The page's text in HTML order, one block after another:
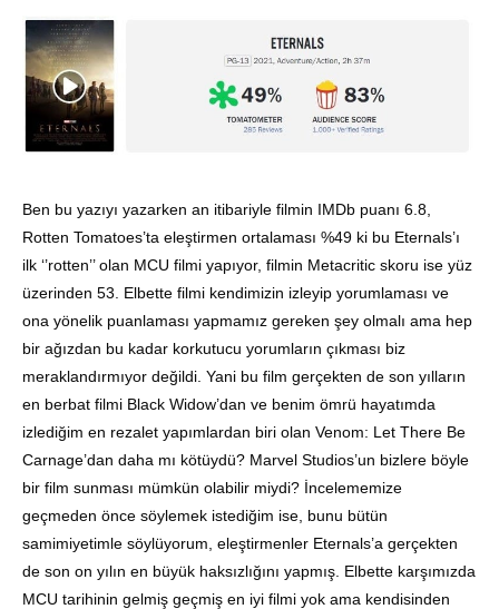
Ben bu yazıyı yazarken an itibariyle filmin IMDb puanı 6.8,
Rotten Tomatoes’ta eleştirmen ortalaması %49 ki bu Eternals’ı
ilk ‘’rotten’’ olan MCU filmi yapıyor, filmin Metacritic skoru ise yüz
üzerinden 53. Elbette filmi kendimizin izleyip yorumlaması ve
ona yönelik puanlaması yapmamız gereken şey olmalı ama hep
bir ağızdan bu kadar korkutucu yorumların çıkması biz
meraklandırmıyor değildi. Yani bu film gerçekten de son yılların
en berbat filmi Black Widow’dan ve benim ömrü hayatımda
izlediğim en rezalet yapımlardan biri olan Venom: Let There Be
Carnage’dan daha mı kötüydü? Marvel Studios’un bizlere böyle
bir film sunması mümkün olabilir miydi? İncelememize
geçmeden önce söylemek istediğim ise, bunu bütün
samimiyetimle söylüyorum, eleştirmenler Eternals’a gerçekten
de son on yılın en büyük haksızlığını yapmış. Elbette karşımızda
MCU tarihinin gelmiş geçmiş en iyi filmi yok ama kendisinden